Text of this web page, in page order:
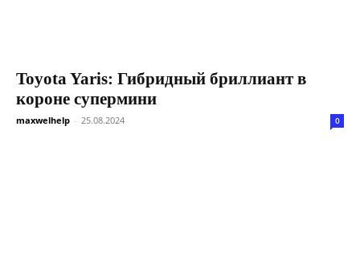
Toyota Yaris: Гибридный бриллиант в
короне супермини
maxwelhelp - 25.08.2024 0